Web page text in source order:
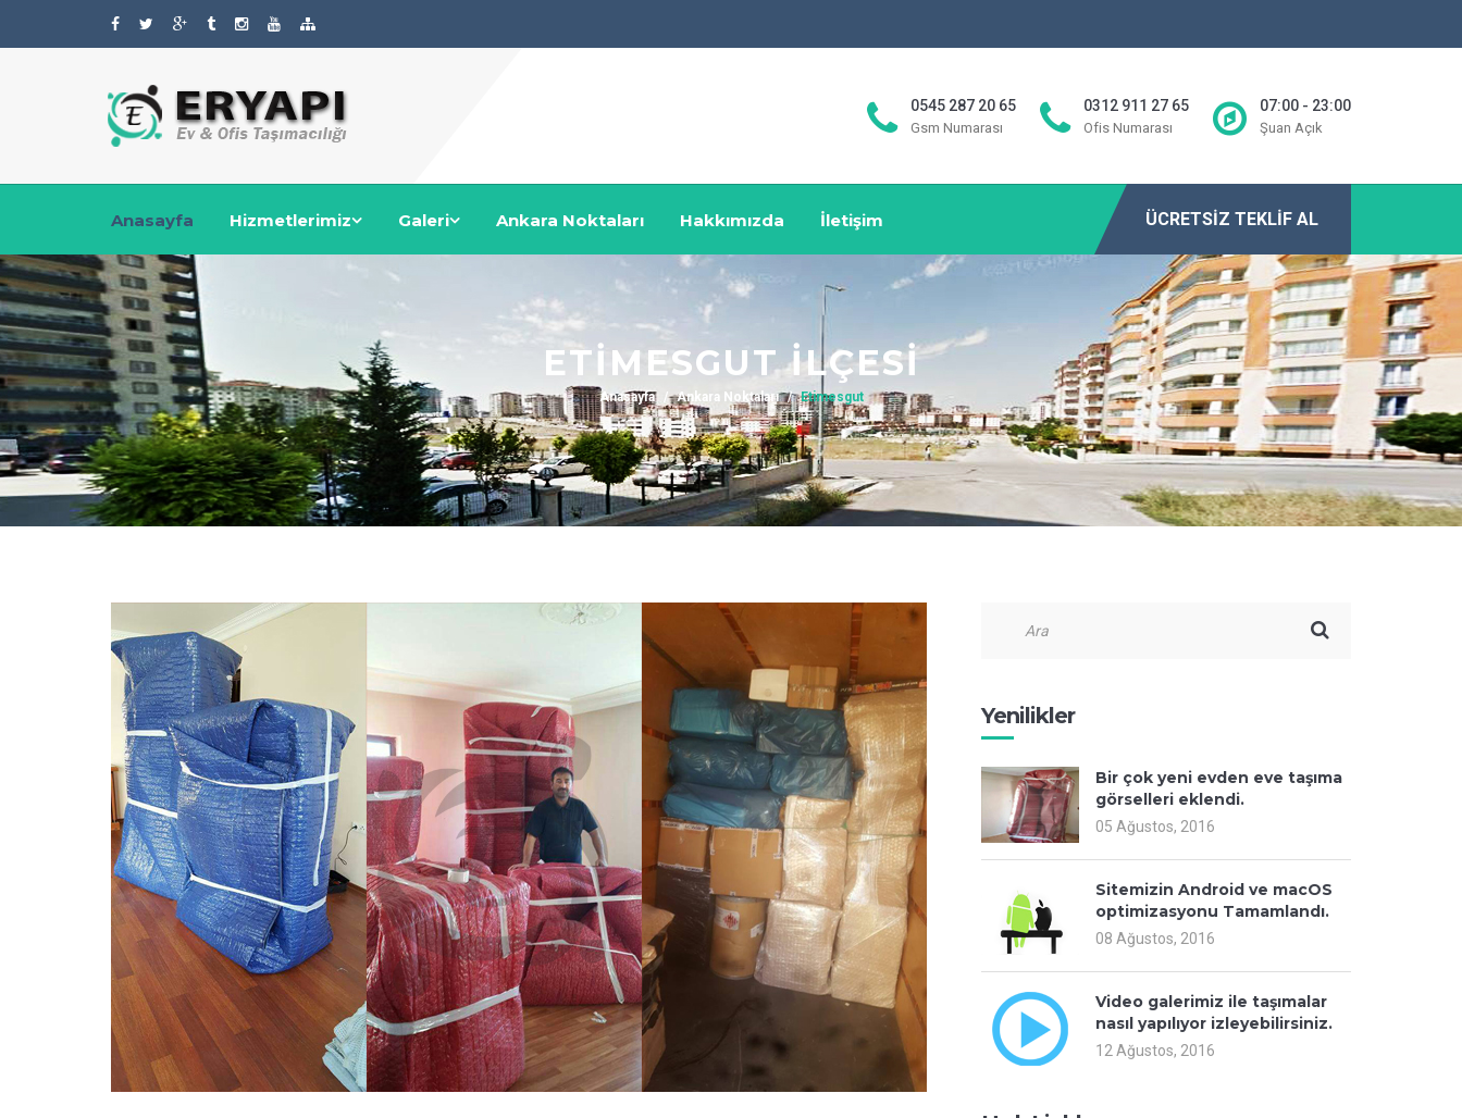
0545 287 20 65
Gsm Numarası
0312 911 27 65
Ofis Numarası
07:00 - 23:00
Şuan Açık
Anasayfa Hizmetlerimiz Galeri Ankara Noktaları Hakkımızda İletişim ÜCRETSIZ TEKLIF AL
ETIMESGUT İLÇESI
Anasayfa Ankara Noktaları Etimesgut
Yenilikler
Bir çok yeni evden eve taşıma
görselleri eklendi.
05 Ağustos, 2016
Sitemizin Android ve macOS
optimizasyonu Tamamlandı.
08 Ağustos, 2016
Video galerimiz ile taşımalar
nasıl yapılıyor izleyebilirsiniz.
12 Ağustos, 2016